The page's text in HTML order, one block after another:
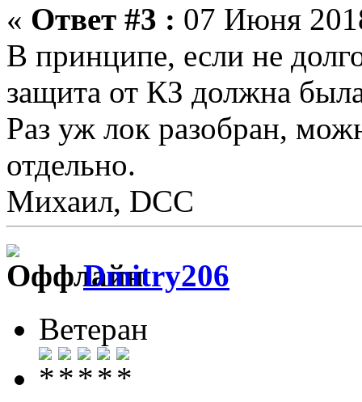
« Ответ #3 : 07 Июня
В принципе, если не
защита от КЗ должна
Раз уж лок разобран,
отдельно.
Михаил, DCC
Dmitry206
Ветеран